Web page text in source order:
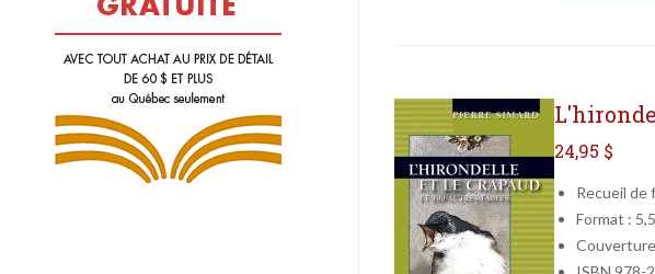
24,95 $
Recueil de
Format :